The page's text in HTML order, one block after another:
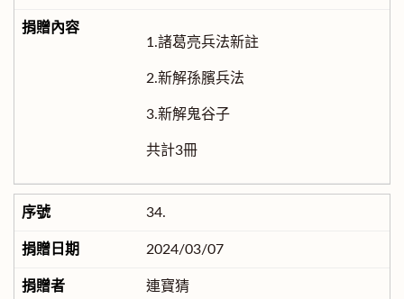
1.諸葛亮兵法新註
2.新解孫臏兵法
3.新解鬼谷子
共計3冊
34.
2024/03/07
連寶猜